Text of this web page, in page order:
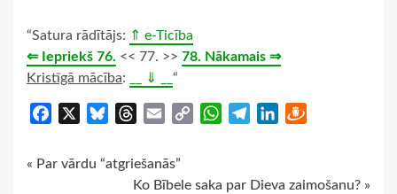
“Satura rādītājs: ⇑ e-Ticība
⇐ Iepriekš 76. << 77. >> 78. Nākamais ⇒
Kristīgā mācība: __ ⇓ __ “
Facebook BlueskyThreads
Email
Copy
WhatsApp
TelegramLinkedIn
Continue
« Par vārdu “atgriešanās”
Ko Bībele saka par Dieva zaimošanu? »